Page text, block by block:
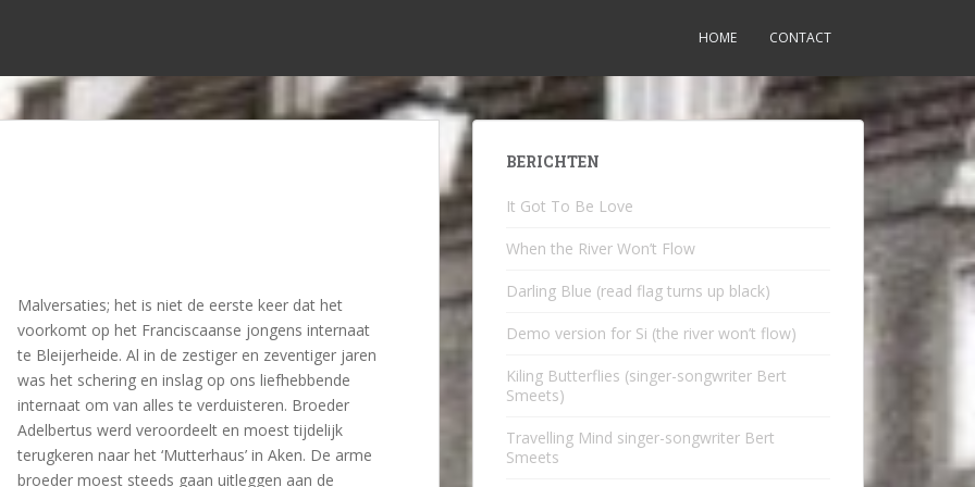
HOME CONTACT
Malversaties; het is niet de eerste keer dat het
voorkomt op het Franciscaanse jongens internaat
te Bleijerheide. Al in de zestiger en zeventiger jaren
was het schering en inslag op ons liefhebbende
internaat om van alles te verduisteren. Broeder
Adelbertus werd veroordeelt en moest tijdelijk
terugkeren naar het ‘Mutterhaus’ in Aken. De arme
broeder moest steeds gaan uitleggen aan de
BERICHTEN
It Got To Be Love
When the River Won’t Flow
Darling Blue (read flag turns up black)
Demo version for Si (the river won’t flow)
Kiling Butterflies (singer-songwriter Bert
Smeets)
Travelling Mind singer-songwriter Bert
Smeets